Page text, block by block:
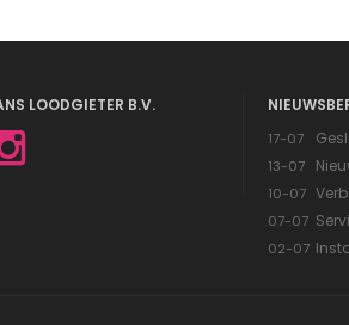
LOODGIETER B.V.
17-07
13-07
10-07
07-07
02-07